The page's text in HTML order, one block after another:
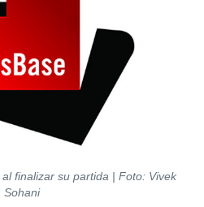
finalizar su partida | Foto: Vivek
Sohani